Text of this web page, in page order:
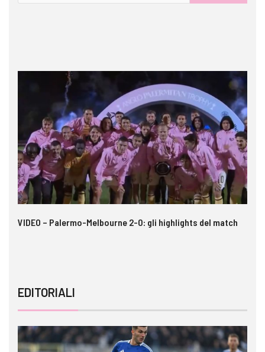
VIDEO – Palermo-Melbourne 2-0: gli highlights del match
EDITORIALI